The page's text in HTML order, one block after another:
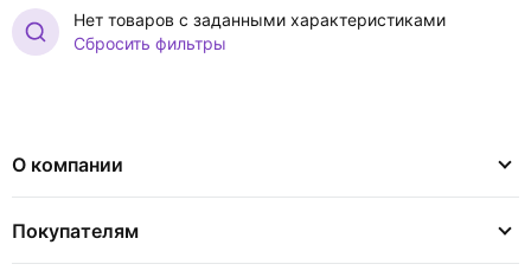
Нет товаров с заданными характеристиками
Сбросить фильтры
О компании
Покупателям